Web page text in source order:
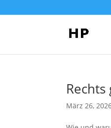
März 26,